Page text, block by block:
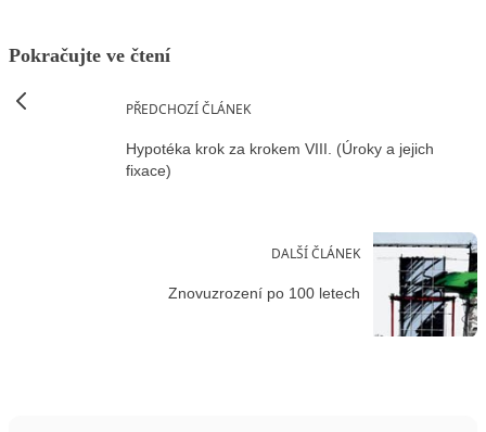
Pokračujte ve čtení
PŘEDCHOZÍ ČLÁNEK
Hypotéka krok za krokem VIII. (Úroky a jejich
fixace)
DALŠÍ ČLÁNEK
Znovuzrození po 100 letech